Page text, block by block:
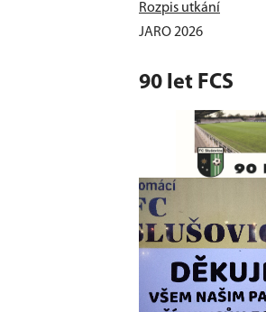
Rozpis utkání
JARO 2026
90 let FCS